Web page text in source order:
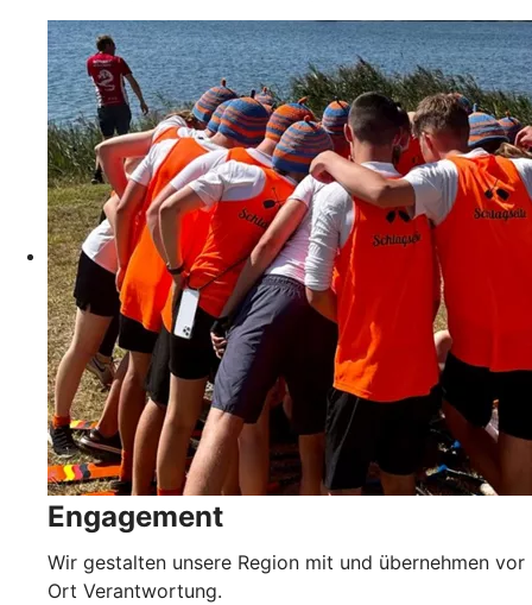
Engagement
Wir gestalten unsere Region mit und übernehmen vor
Ort Verantwortung.